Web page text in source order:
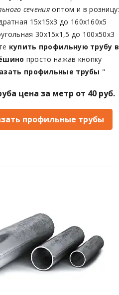
сеченияоптом и в розницу:
15х15х3 до 160х160х5
30х15х1,5 до 100х50х3
купить профильную трубу в
просто нажав кнопку
профильные трубы "
цена за метр от 40 руб.
профильные трубы